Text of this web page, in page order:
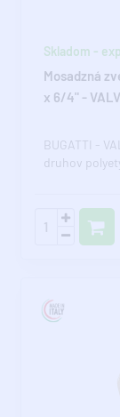
Skladom -
Mosadzná
x 6/4" -
BUGATTI -
druhov